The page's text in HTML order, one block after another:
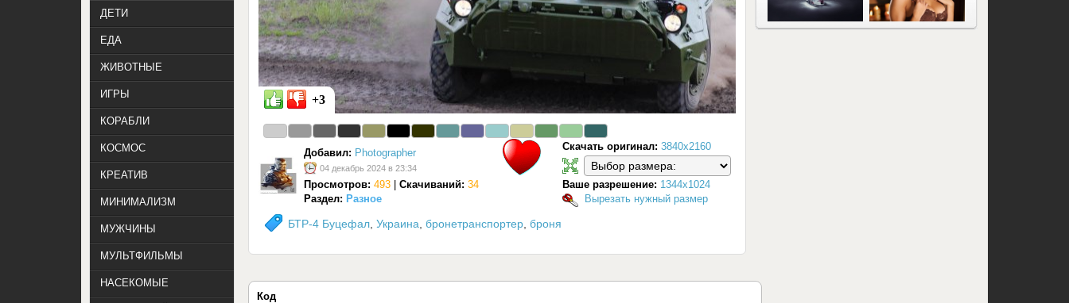
БТР-4 Буцефал Украина бронетранспортер броня
Добавил: Photographer
04 декабрь 2024 в 23:34
Просмотров: 493 Скачиваний: 34
+3
Скачать оригинал: 3840x2160
Ваше разрешение: 1344x1024
Вырезать нужный размер
Раздел: Разное
Код
ДЕТИ
ЕДА
ЖИВОТНЫЕ
ИГРЫ
КОРАБЛИ
КОСМОС
КРЕАТИВ
МИНИМАЛИЗМ
МУЖЧИНЫ
МУЛЬТФИЛЬМЫ
НАСЕКОМЫЕ